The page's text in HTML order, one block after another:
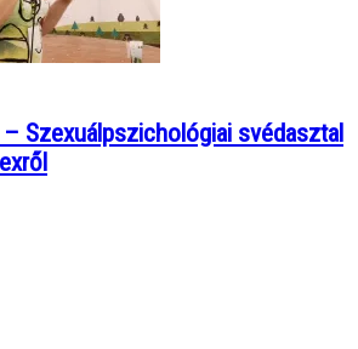
Szexuálpszichológiai svédasztal